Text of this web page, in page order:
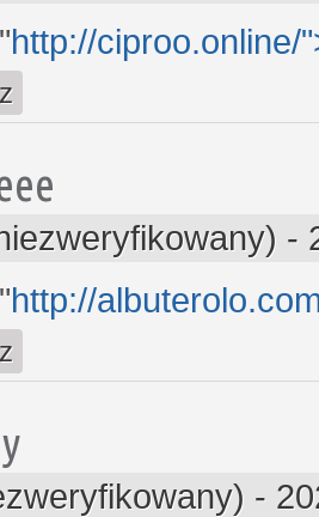
http://ciproo.online/
-
http://
-